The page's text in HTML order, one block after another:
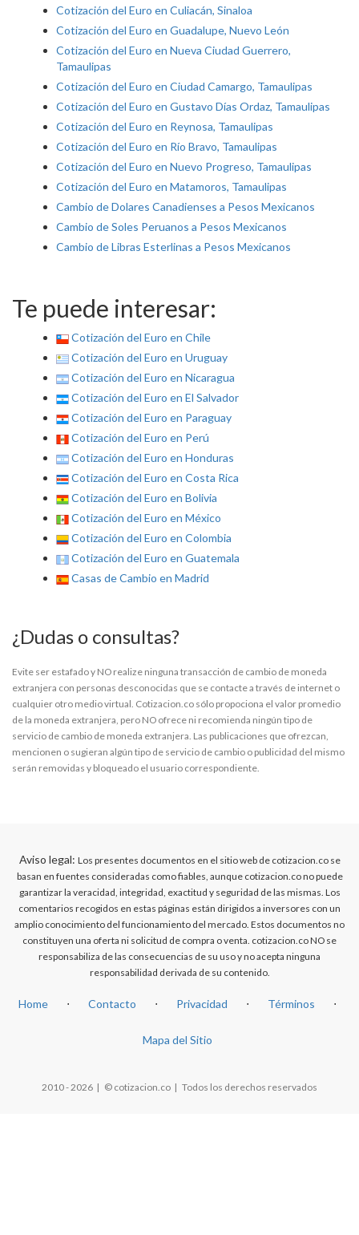
Cotización del Euro en Culiacán, Sinaloa
Cotización del Euro en Guadalupe, Nuevo León
Cotización del Euro en Nueva Ciudad Guerrero,
Tamaulipas
Cotización del Euro en Ciudad Camargo, Tamaulipas
Cotización del Euro en Gustavo Días Ordaz, Tamaulipas
Cotización del Euro en Reynosa, Tamaulipas
Cotización del Euro en Río Bravo, Tamaulipas
Cotización del Euro en Nuevo Progreso, Tamaulipas
Cotización del Euro en Matamoros, Tamaulipas
Cambio de Dolares Canadienses a Pesos Mexicanos
Cambio de Soles Peruanos a Pesos Mexicanos
Cambio de Libras Esterlinas a Pesos Mexicanos
Te puede interesar:
Cotización del Euro en Chile
Cotización del Euro en Uruguay
Cotización del Euro en Nicaragua
Cotización del Euro en El Salvador
Cotización del Euro en Paraguay
Cotización del Euro en Perú
Cotización del Euro en Honduras
Cotización del Euro en Costa Rica
Cotización del Euro en Bolivia
Cotización del Euro en México
Cotización del Euro en Colombia
Cotización del Euro en Guatemala
Casas de Cambio en Madrid
¿Dudas o consultas?
Evite ser estafado y NO realize ninguna transacción de cambio de moneda
extranjera con personas desconocidas que se contacte a través de internet o
cualquier otro medio virtual. Cotizacion.co sólo propociona el valor promedio
de la moneda extranjera, pero NO ofrece ni recomienda ningún tipo de
servicio de cambio de moneda extranjera. Las publicaciones que ofrezcan,
mencionen o sugieran algún tipo de servicio de cambio o publicidad del mismo
serán removidas y bloqueado el usuario correspondiente.
Aviso legal: Los presentes documentos en el sitio web de cotizacion.co se
basan en fuentes consideradas como fiables, aunque cotizacion.co no puede
garantizar la veracidad, integridad, exactitud y seguridad de las mismas. Los
comentarios recogidos en estas páginas están dirigidos a inversores con un
amplio conocimiento del funcionamiento del mercado. Estos documentos no
constituyen una oferta ni solicitud de compra o venta. cotizacion.co NO se
responsabiliza de las consecuencias de su uso y no acepta ninguna
responsabilidad derivada de su contenido.
Home ⋅ Contacto ⋅ Privacidad ⋅ Términos ⋅
Mapa del Sitio
2010 - 2026 | © cotizacion.co | Todos los derechos reservados